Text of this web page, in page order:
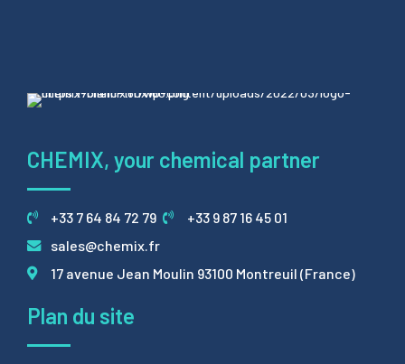
CHEMIX, your chemical partner
+33 7 64 84 72 79
+33 9 87 16 45 01
sales@chemix.fr
17 avenue Jean Moulin 93100 Montreuil (France)
Plan du site